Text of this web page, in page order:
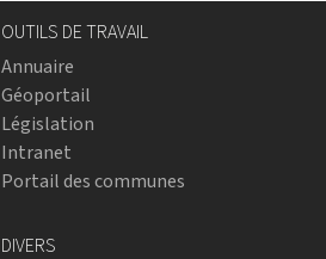
OUTILS DE TRAVAIL
Annuaire
Géoportail
Législation
Intranet
Portail des communes
DIVERS